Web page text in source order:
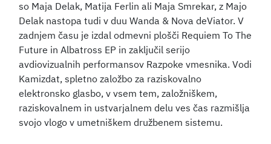
so Maja Delak, Matija Ferlin ali Maja Smrekar, z Majo
Delak nastopa tudi v duu Wanda & Nova deViator. V
zadnjem času je izdal odmevni plošči Requiem To The
Future in Albatross EP in zaključil serijo
avdiovizualnih performansov Razpoke vmesnika. Vodi
Kamizdat, spletno založbo za raziskovalno
elektronsko glasbo, v vsem tem, založniškem,
raziskovalnem in ustvarjalnem delu ves čas razmišlja
svojo vlogo v umetniškem družbenem sistemu.